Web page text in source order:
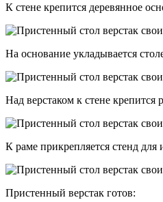
К стене крепится деревянное
На основание укладывается
Над верстаком к стене крепится
К раме прикрепляется стенд для
Пристенный верстак готов: